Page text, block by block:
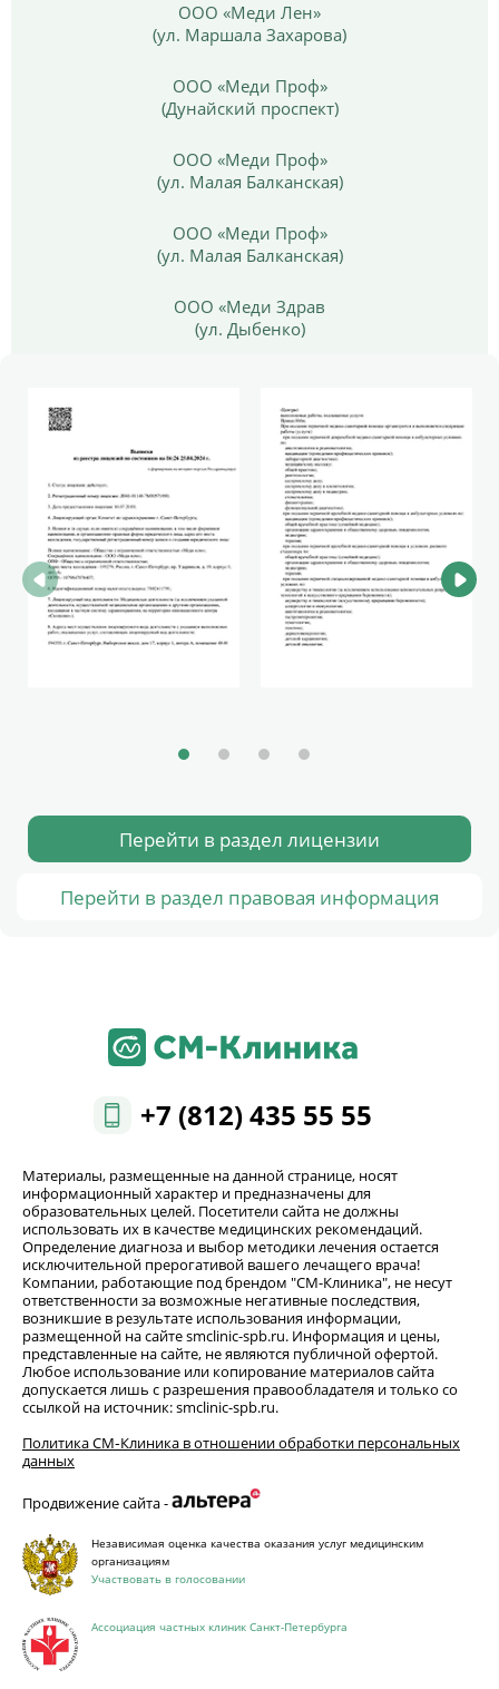
ООО «Меди Лен»
(ул. Маршала Захарова)
ООО «Меди Проф»
(Дунайский проспект)
ООО «Меди Проф»
(ул. Малая Балканская)
ООО «Меди Проф»
(ул. Малая Балканская)
ООО «Меди Здрав
(ул. Дыбенко)
Перейти в раздел лицензии
Перейти в раздел правовая информация
+7 (812) 435 55 55
Материалы, размещенные на данной странице, носят
информационный характер и предназначены для
образовательных целей. Посетители сайта не должны
использовать их в качестве медицинских рекомендаций.
Определение диагноза и выбор методики лечения остается
исключительной прерогативой вашего лечащего врача!
Компании, работающие под брендом "СМ-Клиника", не несут
ответственности за возможные негативные последствия,
возникшие в результате использования информации,
размещенной на сайте smclinic-spb.ru. Информация и цены,
представленные на сайте, не являются публичной офертой.
Любое использование или копирование материалов сайта
допускается лишь с разрешения правообладателя и только со
ссылкой на источник: smclinic-spb.ru.
Политика СМ‑Клиника в отношении обработки персональных
данных
Продвижение сайта -
Независимая оценка качества оказания услуг медицинским
организациям
Участвовать в голосовании
Ассоциация частных клиник Санкт-Петербурга